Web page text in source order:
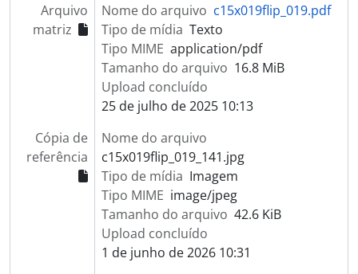
Arquivo
matriz
Nome do arquivo c15x019flip_019.pdf
Tipo de mídia Texto
Tipo MIME application/pdf
Tamanho do arquivo 16.8 MiB
Upload concluído
25 de julho de 2025 10:13
Cópia de
referência
Nome do arquivo
c15x019flip_019_141.jpg
Tipo de mídia Imagem
Tipo MIME image/jpeg
Tamanho do arquivo 42.6 KiB
Upload concluído
1 de junho de 2026 10:31